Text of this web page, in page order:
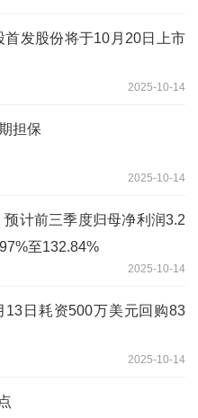
发股份将于10月20日上市
2025-10-14
担保
2025-10-14
计前三季度归母净利润3.2
至132.84%
2025-10-14
13日耗资500万美元回购83
2025-10-14